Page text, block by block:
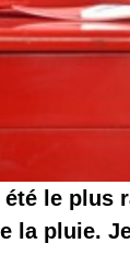
le plus
la pluie.